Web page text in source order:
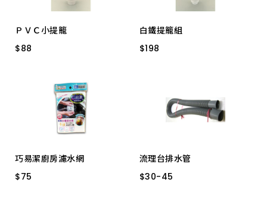
白鐵蓋 大
橡膠蓋(皮) 大
ＰＶＣ小提籠
$88
$88
白鐵提籠組
$198
$198
巧易潔廚房濾水網
$75
$75
流理台排水管
$30-45
$30-45